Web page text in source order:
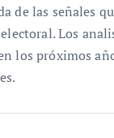
de las señales
Los
los próximos